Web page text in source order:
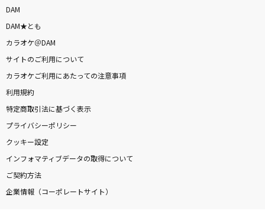
DAM
DAM★とも
カラオケ＠DAM
サイトのご利用について
カラオケご利用にあたっての注意事項
利用規約
特定商取引法に基づく表示
プライバシーポリシー
クッキー設定
インフォマティブデータの取得について
ご契約方法
企業情報（コーポレートサイト）